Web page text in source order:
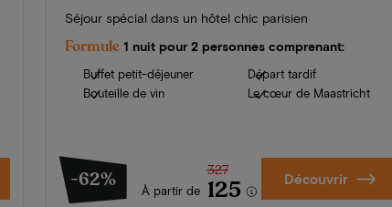
Séjour spécial dans un hôtel chic parisien
Formule 1 nuit pour 2 personnes comprenant:
Buffet petit-déjeuner
Bouteille de vin
Départ tardif
Le cœur de Maastricht
-62% À partir de
327
125 Découvrir